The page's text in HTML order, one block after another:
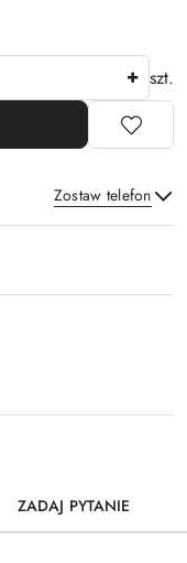
szt.
Zostaw telefon
ZADAJ PYTANIE